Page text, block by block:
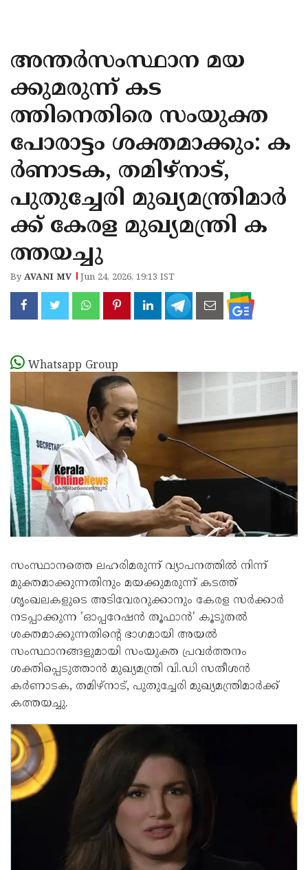
KANNUR
KASARAGOD
അന്തർസംസ്ഥാന മയ
ക്കുമരുന്ന് കട
ത്തിനെതിരെ സംയുക്ത
പോരാട്ടം ശക്തമാക്കും: ക
ർണാടക, തമിഴ്‌നാട്,
പുതുച്ചേരി മുഖ്യമന്ത്രിമാർ
ക്ക് കേരള മുഖ്യമന്ത്രി ക
ത്തയച്ചു
ByAVANI MV Jun 24, 2026, 19:13 IST
Whatsapp Group
സംസ്ഥാനത്തെ ലഹരിമരുന്ന് വ്യാപനത്തിൽ നിന്ന്
മുക്തമാക്കുന്നതിനും മയക്കുമരുന്ന് കടത്ത്
ശൃംഖലകളുടെ അടിവേരറുക്കാനും കേരള സർക്കാർ
നടപ്പാക്കുന്ന 'ഓപ്പറേഷൻ തൂഫാൻ' കൂടുതൽ
ശക്തമാക്കുന്നതിന്റെ ഭാഗമായി അയൽ
സംസ്ഥാനങ്ങളുമായി സംയുക്ത പ്രവർത്തനം
ശക്തിപ്പെടുത്താൻ മുഖ്യമന്ത്രി വി.ഡി സതീശൻ
കർണാടക, തമിഴ്‌നാട്, പുതുച്ചേരി മുഖ്യമന്ത്രിമാർക്ക്
കത്തയച്ചു.